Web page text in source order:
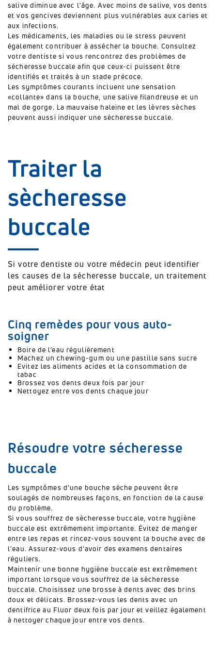
salive diminue avec l'âge. Avec moins de salive, vos dents
et vos gencives deviennent plus vulnérables aux caries et
aux infections.
Les médicaments, les maladies ou le stress peuvent
également contribuer à assécher la bouche. Consultez
votre dentiste si vous rencontrez des problèmes de
sécheresse buccale afin que ceux-ci puissent être
identifiés et traités à un stade précoce.
Les symptômes courants incluent une sensation
«collante» dans la bouche, une salive filandreuse et un
mal de gorge. La mauvaise haleine et les lèvres sèches
peuvent aussi indiquer une sècheresse buccale.
Traiter la
sècheresse
buccale
Si votre dentiste ou votre médecin peut identifier
les causes de la sécheresse buccale, un traitement
peut améliorer votre état
Cinq remèdes pour vous auto-
soigner
Boire de l’eau régulièrement
Machez un chewing-gum ou une pastille sans sucre
Evitez les aliments acides et la consommation de
tabac
Brossez vos dents deux fois par jour
Nettoyez entre vos dents chaque jour
Résoudre votre sécheresse
buccale
Les symptômes d’une bouche sèche peuvent être
soulagés de nombreuses façons, en fonction de la cause
du problème.
Si vous souffrez de sècheresse buccale, votre hygiène
buccale est extrêmement importante. Évitez de manger
entre les repas et rincez-vous souvent la bouche avec de
l'eau. Assurez-vous d'avoir des examens dentaires
réguliers.
Maintenir une bonne hygiène buccale est extrêmement
important lorsque vous souffrez de la sècheresse
buccale. Choisissez une brosse à dents avec des brins
doux et délicats. Brossez-vous les dents avec un
dentifrice au Fluor deux fois par jour et veillez également
à nettoyer chaque jour entre vos dents.